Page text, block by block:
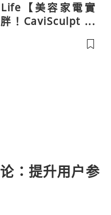
【美容家電實
！CaviSculpt 新
體雕儀親身試用＆
：提升用户参